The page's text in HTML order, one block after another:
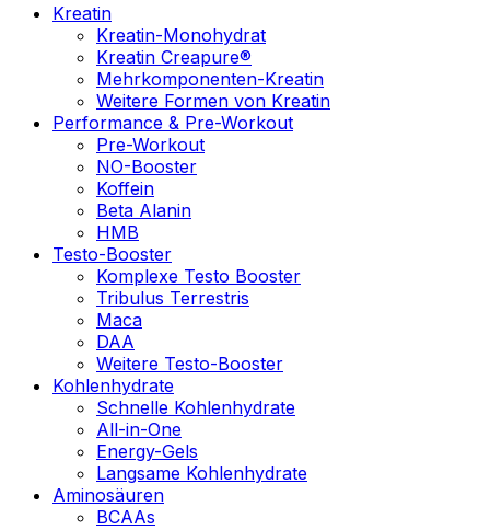
Kreatin
Kreatin-Monohydrat
Kreatin Creapure®
Mehrkomponenten-Kreatin
Weitere Formen von Kreatin
Performance & Pre-Workout
Pre-Workout
NO-Booster
Koffein
Beta Alanin
HMB
Testo-Booster
Komplexe Testo Booster
Tribulus Terrestris
Maca
DAA
Weitere Testo-Booster
Kohlenhydrate
Schnelle Kohlenhydrate
All-in-One
Energy-Gels
Langsame Kohlenhydrate
Aminosäuren
BCAAs